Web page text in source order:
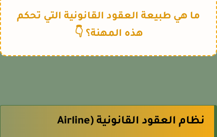
ما هي طبيعة العقود القانونية التي تحكم
هذه المهنة؟ 👇
نظام العقود القانونية (Airline